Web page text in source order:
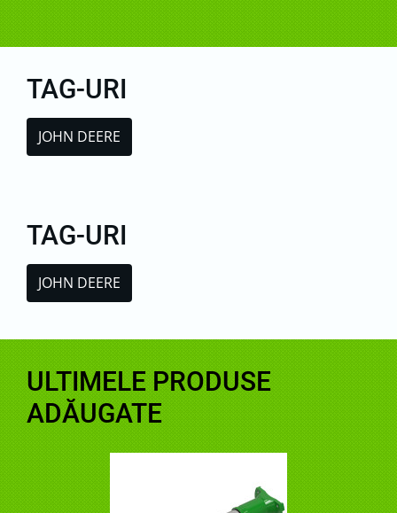
TAG-URI
JOHN DEERE
TAG-URI
JOHN DEERE
ULTIMELE PRODUSE
ADĂUGATE